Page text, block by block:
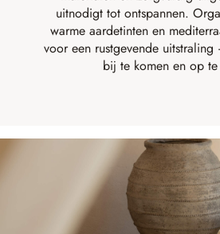
uitnodigt tot ontspannen.
warme aardetinten en
voor een rustgevende
bij te komen en op